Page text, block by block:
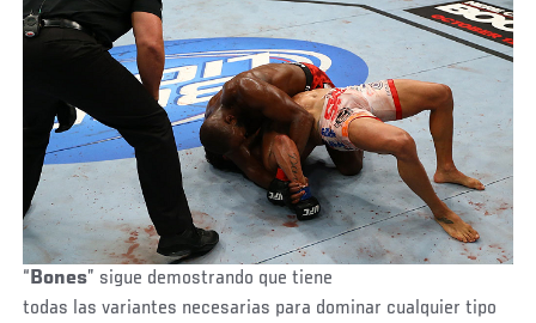
“Bones” sigue demostrando que tiene
todas las variantes necesarias para dominar cualquier tipo